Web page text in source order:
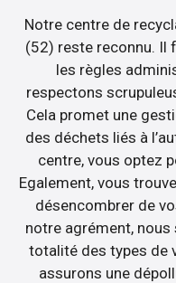
Notre centre de
(52) reste reconnu. Il
les règles
respectons
Cela promet une
des déchets liés à
centre, vous optez
Egalement, vous
désencombrer de
notre agrément,
totalité des types de
assurons une